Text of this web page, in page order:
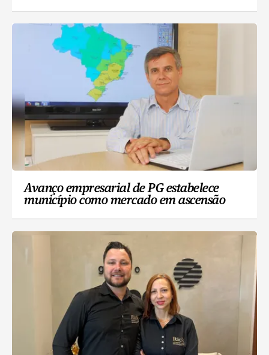
Avanço empresarial de PG estabelece
município como mercado em ascensão